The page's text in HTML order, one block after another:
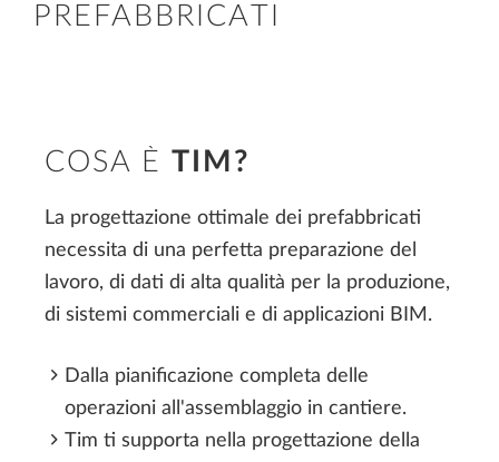
PREFABBRICATI
COSA È TIM?
La progettazione ottimale dei prefabbricati
necessita di una perfetta preparazione del
lavoro, di dati di alta qualità per la produzione,
di sistemi commerciali e di applicazioni BIM.
Dalla pianificazione completa delle
operazioni all'assemblaggio in cantiere.
Tim ti supporta nella progettazione della